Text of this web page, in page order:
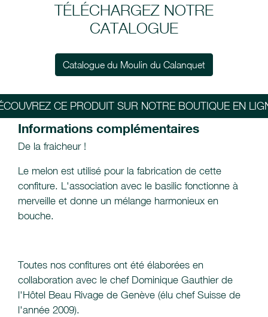
TÉLÉCHARGEZ NOTRE
CATALOGUE
Catalogue du Moulin du Calanquet
CE PRODUIT SUR NOTRE BOUTIQUE EN
Informations complémentaires
De la fraicheur !
Le melon est utilisé pour la fabrication de cette
confiture. L'association avec le basilic fonctionne à
merveille et donne un mélange harmonieux en
bouche.
Toutes nos confitures ont été élaborées en
collaboration avec le chef Dominique Gauthier de
l'Hôtel Beau Rivage de Genève (élu chef Suisse de
l'année 2009).